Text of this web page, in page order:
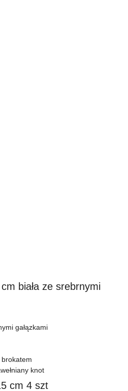
biała ze srebrnymi
gałązkami
brokatem
knot
cm 4 szt